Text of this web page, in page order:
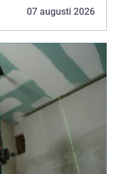
värld upptäck...
07 augusti 2026